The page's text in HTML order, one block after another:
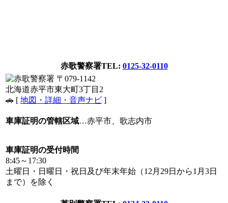
赤歌警察署TEL: 0125-32-0110
〒079-1142
北海道赤平市東大町3丁目2
🚗 [ 地図・詳細・音声ナビ ]
車庫証明の管轄区域…赤平市、歌志内市
車庫証明の受付時間
8:45～17:30
土曜日・日曜日・祝日及び年末年始（12月29日から1月3日
まで）を除く